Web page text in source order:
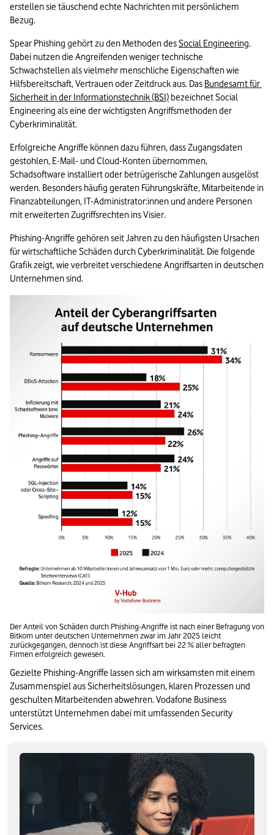
erstellen sie täuschend echte Nachrichten mit persönlichem
Bezug.
Spear Phishing gehört zu den Methoden des Social Engineering.
Dabei nutzen die Angreifenden weniger technische
Schwachstellen als vielmehr menschliche Eigenschaften wie
Hilfsbereitschaft, Vertrauen oder Zeitdruck aus. Das Bundesamt für
Sicherheit in der Informationstechnik (BSI) bezeichnet Social
Engineering als eine der wichtigsten Angriffsmethoden der
Cyberkriminalität.
Erfolgreiche Angriffe können dazu führen, dass Zugangsdaten
gestohlen, E-Mail- und Cloud-Konten übernommen,
Schadsoftware installiert oder betrügerische Zahlungen ausgelöst
werden. Besonders häufig geraten Führungskräfte, Mitarbeitende in
Finanzabteilungen, IT-Administrator:innen und andere Personen
mit erweiterten Zugriffsrechten ins Visier.
Phishing-Angriffe gehören seit Jahren zu den häufigsten Ursachen
für wirtschaftliche Schäden durch Cyberkriminalität. Die folgende
Grafik zeigt, wie verbreitet verschiedene Angriffsarten in deutschen
Unternehmen sind.
Der Anteil von Schäden durch Phishing-Angriffe ist nach einer Befragung von
Bitkom unter deutschen Unternehmen zwar im Jahr 2025 leicht
zurückgegangen, dennoch ist diese Angriffsart bei 22 % aller befragten
Firmen erfolgreich gewesen.
Gezielte Phishing-Angriffe lassen sich am wirksamsten mit einem
Zusammenspiel aus Sicherheitslösungen, klaren Prozessen und
geschulten Mitarbeitenden abwehren. Vodafone Business
unterstützt Unternehmen dabei mit umfassenden Security
Services.